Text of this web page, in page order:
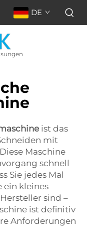
DE
ist das
mit
Maschine
schnell
Sie jedes Mal
ein kleines
sind –
ist definitiv
Anforderungen